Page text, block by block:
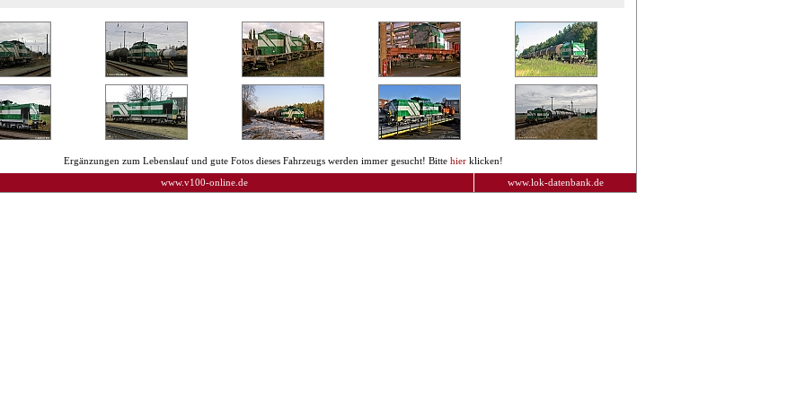
Ergänzungen zum Lebenslauf und gute Fotos dieses Fahrzeugs werden immer gesucht! Bitte hierklicken!
www.v100-online.de
www.lok-datenbank.de